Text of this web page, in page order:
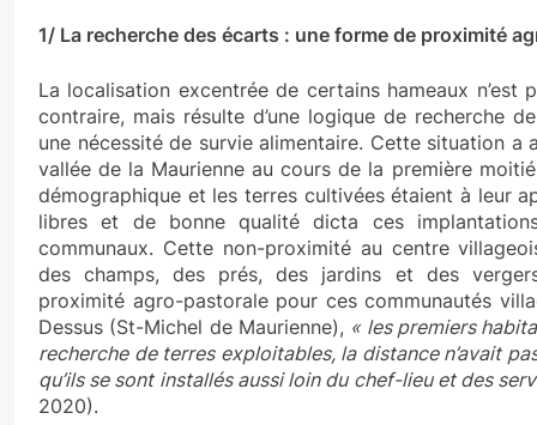
1/ La recherche des écarts : une forme de proximité
La localisation excentrée de certains hameaux n’est
contraire, mais résulte d’une logique de recherche
une nécessité de survie alimentaire. Cette situation a
vallée de la Maurienne au cours de la première
démographique et les terres cultivées étaient à leur
libres et de bonne qualité dicta ces
communaux. Cette non-proximité au centre
des champs, des prés, des jardins et des
proximité agro-pastorale pour ces communautés
Dessus (St-Michel de Maurienne), « les premiers
recherche de terres exploitables, la distance n’avait
qu’ils se sont installés aussi loin du chef-lieu et des
2020).